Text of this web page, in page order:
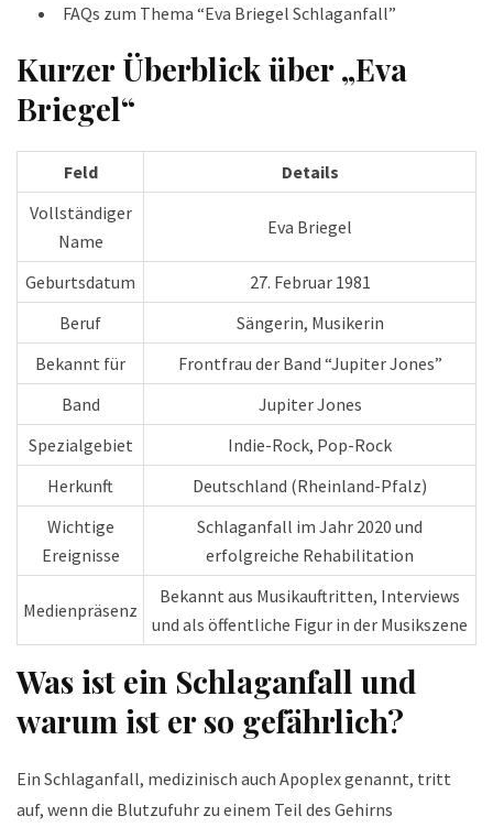
FAQs zum Thema “Eva Briegel Schlaganfall”
Kurzer Überblick über „Eva
Briegel“
Feld
Details
Vollständiger
Name
Eva Briegel
Geburtsdatum
27. Februar 1981
Beruf
Sängerin, Musikerin
Bekannt für
Frontfrau der Band “Jupiter Jones”
Band
Jupiter Jones
Spezialgebiet
Indie-Rock, Pop-Rock
Herkunft
Deutschland (Rheinland-Pfalz)
Wichtige
Ereignisse
Schlaganfall im Jahr 2020 und
erfolgreiche Rehabilitation
Medienpräsenz
Bekannt aus Musikauftritten, Interviews
und als öffentliche Figur in der Musikszene
Was ist ein Schlaganfall und
warum ist er so gefährlich?
Ein Schlaganfall, medizinisch auch Apoplex genannt, tritt
auf, wenn die Blutzufuhr zu einem Teil des Gehirns